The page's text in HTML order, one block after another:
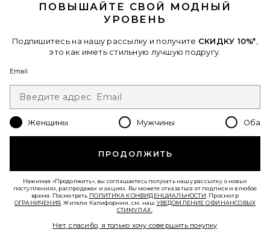
Когда вы подписываетесь на нашу рассылку, указав свой email.
Отписаться можно в любой момент.политика
Email Address
ru
ПОМОГИТЕ НАМ СТАТЬ ЛУЧШЕ!
Пройти краткий опрос о сегодняшнем визите. Вперед!
ПОВЫШАЙТЕ СВОЙ МОДНЫЙ
УРОВЕНЬ
Подпишитесь на нашу рассылку и получите СКИДКУ 10%*
это как иметь стильную лучшую подругу.
Email
Женщины Мужчины Оба
ПРОДОЛЖИТЬ
Нажимая «Продолжить», вы соглашаетесь получать нашу рассылку о новых
поступлениях, распродажах и акциях. Вы можете отказаться от подписки в любое
время. Посмотреть ПОЛИТИКА КОНФИДЕНЦИАЛЬНОСТИ . Просмотр
ОГРАНИЧЕНИЯ . Жители Калифорнии, см. наш УВЕДОМЛЕНИЕ О ФИНАНСОВЫХ
СТИМУЛАХ.
Нет, спасибо, я только хочу совершить покупку